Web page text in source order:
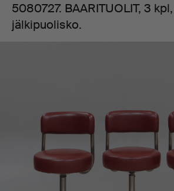
5080727. BAARITUOLIT, 3
jälkipuolisko.